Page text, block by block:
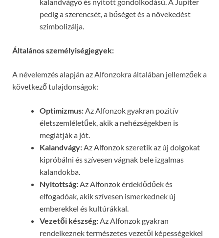
pedig a szerencsét, a bőséget és a növekedést
szimbolizálja.
Általános személyiségjegyek:
A névelemzés alapján az Alfonzokra általában jellemzőek a
következő tulajdonságok:
Optimizmus: Az Alfonzok gyakran pozitív
életszemléletűek, akik a nehézségekben is
meglátják a jót.
Kalandvágy: Az Alfonzok szeretik az új dolgokat
kipróbálni és szívesen vágnak bele izgalmas
kalandokba.
Nyitottság: Az Alfonzok érdeklődőek és
elfogadóak, akik szívesen ismerkednek új
emberekkel és kultúrákkal.
Vezetői készség: Az Alfonzok gyakran
rendelkeznek természetes vezetői képességekkel